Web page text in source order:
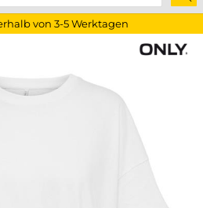
von 3-5 Werktagen